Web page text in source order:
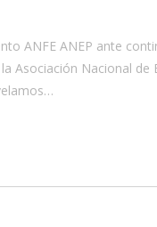
ANFE ANEP ante
Asociación Nacional de